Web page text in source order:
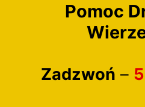
Pomoc drogowa
Galeria
Pomoc
Zadzwoń –